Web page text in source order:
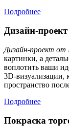
Подробнее
Дизайн-проект
Дизайн-проект от
картинки, а
воплотить ваши
3D-визуализации,
пространство
Подробнее
Покраска